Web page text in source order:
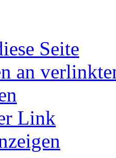
Seite
an
Link